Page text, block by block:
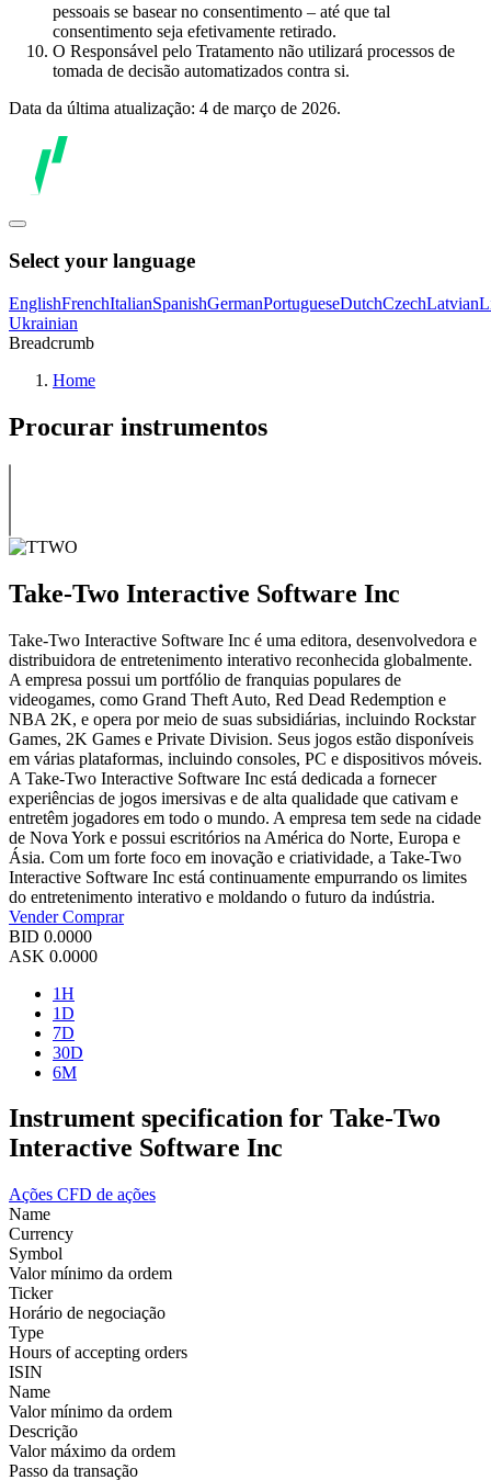
pessoais se basear no consentimento – até que tal
consentimento seja efetivamente retirado.
O Responsável pelo Tratamento não utilizará processos de
tomada de decisão automatizados contra si.
Data da última atualização: 4 de março de 2026.
Select your language
EnglishFrenchItalianSpanishGermanPortugueseDutchCzechLatvian
Ukrainian
Breadcrumb
Home
Procurar instrumentos
Take-Two Interactive Software Inc
Take-Two Interactive Software Inc é uma editora, desenvolvedora e
distribuidora de entretenimento interativo reconhecida globalmente.
A empresa possui um portfólio de franquias populares de
videogames, como Grand Theft Auto, Red Dead Redemption e
NBA 2K, e opera por meio de suas subsidiárias, incluindo Rockstar
Games, 2K Games e Private Division. Seus jogos estão disponíveis
em várias plataformas, incluindo consoles, PC e dispositivos móveis.
A Take-Two Interactive Software Inc está dedicada a fornecer
experiências de jogos imersivas e de alta qualidade que cativam e
entretêm jogadores em todo o mundo. A empresa tem sede na cidade
de Nova York e possui escritórios na América do Norte, Europa e
Ásia. Com um forte foco em inovação e criatividade, a Take-Two
Interactive Software Inc está continuamente empurrando os limites
do entretenimento interativo e moldando o futuro da indústria.
VenderComprar
BID 0.0000
ASK 0.0000
1H
1D
7D
30D
6M
Instrument specification for Take-Two
Interactive Software Inc
Ações CFD de ações
Name
Currency
Symbol
Valor mínimo da ordem
Ticker
Horário de negociação
Type
Hours of accepting orders
ISIN
Name
Valor mínimo da ordem
Descrição
Valor máximo da ordem
Passo da transação